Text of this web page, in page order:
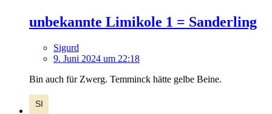
unbekannte Limikole 1 = Sanderling
Sigurd
9. Juni 2024 um 22:18
Bin auch für Zwerg. Temminck hätte gelbe Beine.